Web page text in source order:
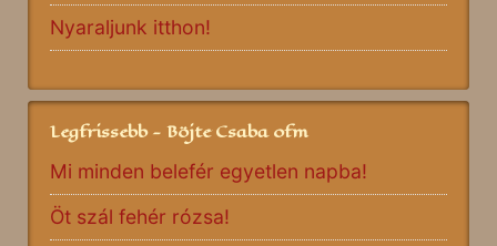
Nyaraljunk itthon!
Legfrissebb - Böjte Csaba ofm
Mi minden belefér egyetlen napba!
Öt szál fehér rózsa!